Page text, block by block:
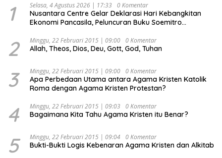
1 Selasa, 4 Agustus 2026 | 17:33 0 Komentar
Nusantara Centre Gelar Deklarasi Hari Kebangkitan
Ekonomi Pancasila, Peluncuran Buku Soemitro
Ekonomi Politik Indonesia) & Simposium Nasional
“Urgensi Undang-Undang Perekonomian Nasional dan
Indonesia Emas 2045”,
2 Minggu, 22 Februari 2015 | 09:00 0 Komentar
Allah, Theos, Dios, Deu, Gott, God, Tuhan
3 Minggu, 22 Februari 2015 | 09:00 0 Komentar
Apa Perbedaan Utama antara Agama Kristen Katolik
Roma dengan Agama Kristen Protestan?
4 Minggu, 22 Februari 2015 | 09:03 0 Komentar
Bagaimana Kita Tahu Agama Kristen itu Benar?
5 Minggu, 22 Februari 2015 | 09:04 0 Komentar
Bukti-Bukti Logis Kebenaran Agama Kristen dan Alkitab